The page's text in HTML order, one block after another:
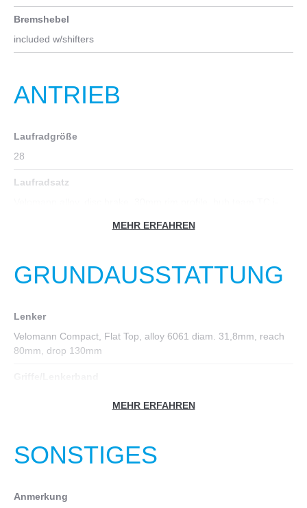
Bremshebel
included w/shifters
ANTRIEB
Laufradgröße
28
Laufradsatz
tape, front HH12 - rear HH12/142
Vittoria Rubino IV 700x28, 60TPI, G2.0 Graphene
Shimano 105, FC-R7100, for rear 12- speed
Kette
MEHR ERFAHREN
GRUNDAUSSTATTUNG
Lenker
Velomann Compact, Flat Top, alloy 6061 diam. 31,8mm, reach
80mm, drop 130mm
MEHR ERFAHREN
SONSTIGES
Anmerkung